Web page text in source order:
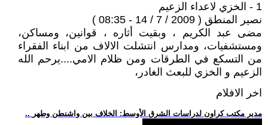
1 - الخزي لاعداء الزعيم
نصير المنطق ( 2009 / 7 / 14 - 08:35 )
مضى عبد الكريم ، وبقيت أثاره ، قوانين، ومساكن،
ومستشفيات، ومدارس انتشلت الالاف من ابناء الفقراء
من التسكع في الطرقات ومن ظلام الامي....يرحم الله
الزعيم و الخزي للبعث الغادر،
اخر الافلام
.. مدير مكتب كراون لدراسات الشرق الأوسط: الخلاف بين واشنطن وطهر